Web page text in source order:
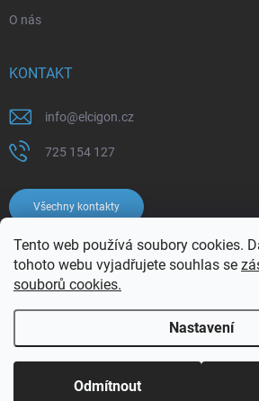
Tento web používá soubory cookies.
tohoto webu vyjadřujete souhlas se
souborů cookies.
Nastavení
Odmítnout
O nás
KONTAKT
info@elcigon.cz
725 154 127
Všechny kontakty
Copyright 2026Elcigon.cz. Všechna práva
cookies